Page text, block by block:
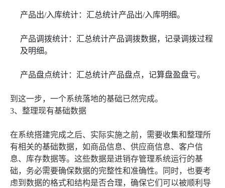
产品出/入库统计：汇总统计产品出/入库明细。
产品调拨统计：汇总统计产品调拨数据，记录调拨过程
及明细。
产品盘点统计：汇总统计产品盘点，记算盘盈盘亏。
到这一步，一个系统落地的基础已然完成。
3、整理现有基础数据
在系统搭建完成之后、实际实施之前，需要收集和整理所
有相关的基础数据，如商品信息、供应商信息、客户信
息、库存数据等。这些数据是进销存管理系统运行的基
础，务必需要确保数据的完整性和准确性。同时，也要考
虑到数据的格式和结构是否合理，确保它们可以被顺利导